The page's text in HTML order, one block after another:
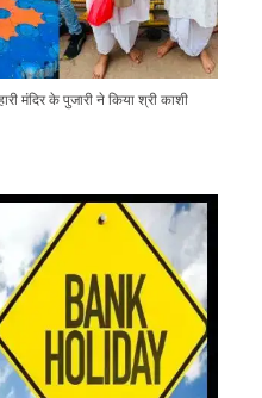
मंदिर के पुजारी ने किया श्री काशी